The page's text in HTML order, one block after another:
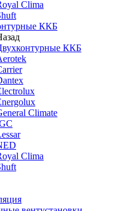
Clima
ККБ
ККБ
Climate
Clima